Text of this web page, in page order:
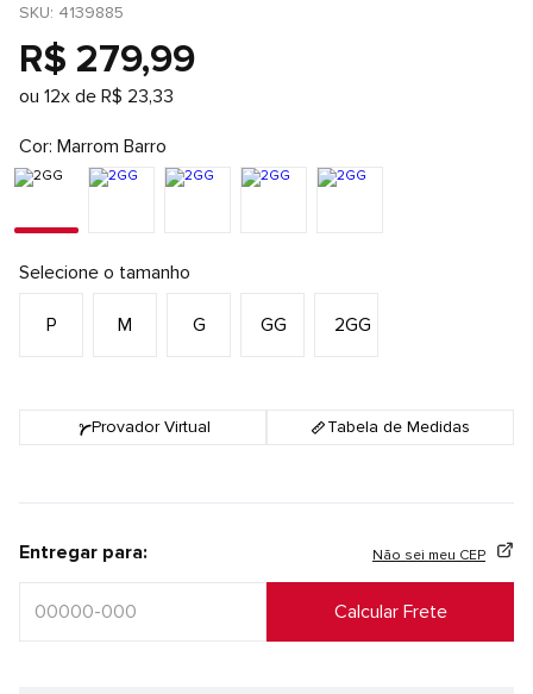
SKU: 4139885
R$ 279,99
ou 12x de R$ 23,33
Cor Marrom Barro
Selecione o tamanho
2GG
G GG
M
P
Provador Virtual Tabela de Medidas
Entregar para: Não sei meu CEP